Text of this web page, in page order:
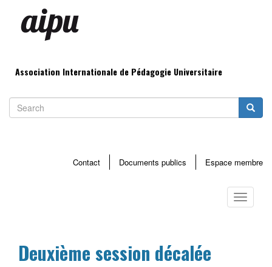
contenu
Association Internationale de Pédagogie Universitaire
Search
Espace membre
Documents publics
Contact
Toggle
Deuxième session décalée